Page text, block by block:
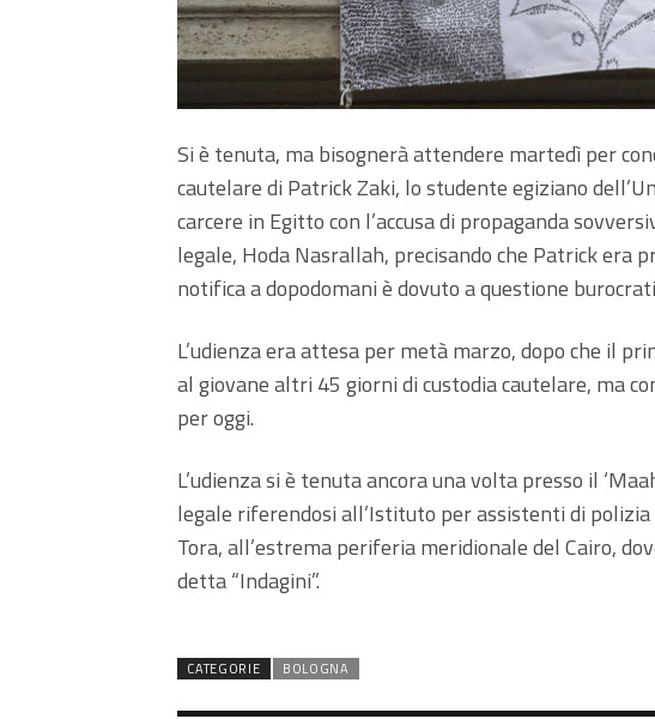
Si è tenuta, ma bisognerà attendere martedì per
cautelare di Patrick Zaki, lo studente egiziano
carcere in Egitto con l’accusa di propaganda
legale, Hoda Nasrallah, precisando che Patrick era
notifica a dopodomani è dovuto a questione
L’udienza era attesa per metà marzo, dopo che il
al giovane altri 45 giorni di custodia cautelare, ma
per oggi.
L’udienza si è tenuta ancora una volta presso il
legale riferendosi all’Istituto per assistenti di polizia
Tora, all’estrema periferia meridionale del Cairo,
detta “Indagini”.
CATEGORIE BOLOGNA